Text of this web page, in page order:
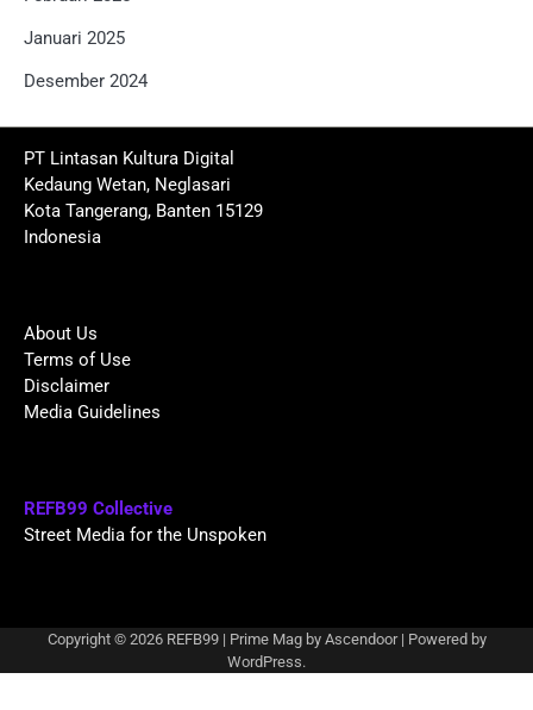
Januari 2025
Desember 2024
PT Lintasan Kultura Digital
Kedaung Wetan, Neglasari
Kota Tangerang, Banten 15129
Indonesia
About Us
Terms of Use
Disclaimer
Media Guidelines
REFB99 Collective
Street Media for the Unspoken
Copyright © 2026 REFB99| Prime Mag by Ascendoor| Powered by
WordPress.